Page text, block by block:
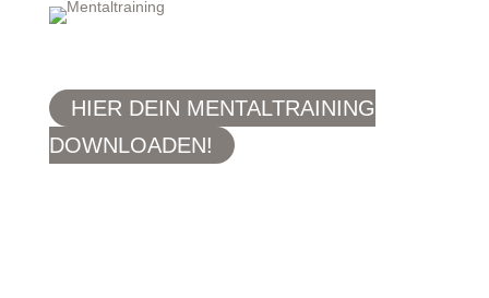
HIER DEIN MENTALTRAINING
DOWNLOADEN!